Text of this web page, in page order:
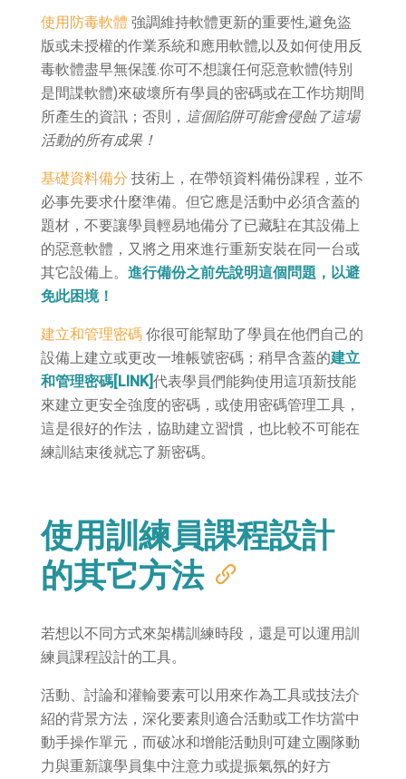
使用防毒軟體 強調維持軟體更新的重要性,避免盜
版或未授權的作業系統和應用軟體,以及如何使用反
毒軟體盡早無保護.你可不想讓任何惡意軟體(特別
是間諜軟體)來破壞所有學員的密碼或在工作坊期間
所產生的資訊；否則， 這個陷阱可能會侵蝕了這場
活動的所有成果！
基礎資料備分 技術上，在帶領資料備份課程，並不
必事先要求什麼準備。但它應是活動中必須含蓋的
題材，不要讓學員輕易地備分了已藏駐在其設備上
的惡意軟體，又將之用來進行重新安裝在同一台或
其它設備上。 進行備份之前先說明這個問題，以避
免此困境！
建立和管理密碼你很可能幫助了學員在他們自己的
設備上建立或更改一堆帳號密碼；稍早含蓋的建立
和管理密碼[LINK]代表學員們能夠使用這項新技能
來建立更安全強度的密碼，或使用密碼管理工具，
這是很好的作法，協助建立習慣，也比較不可能在
練訓結束後就忘了新密碼。
使用訓練員課程設計
的其它方法
若想以不同方式來架構訓練時段，還是可以運用訓
練員課程設計的工具。
活動、討論和灌輸要素可以用來作為工具或技法介
紹的背景方法，深化要素則適合活動或工作坊當中
動手操作單元，而破冰和增能活動則可建立團隊動
力與重新讓學員集中注意力或提振氣氛的好方